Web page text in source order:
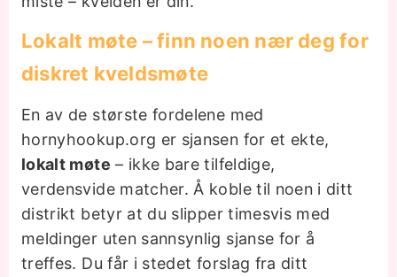
Lokalt møte – finn noen nær deg for
diskret kveldsmøte
En av de største fordelene med
hornyhookup.org er sjansen for et ekte,
lokalt møte – ikke bare tilfeldige,
verdensvide matcher. Å koble til noen i ditt
distrikt betyr at du slipper timesvis med
meldinger uten sannsynlig sjanse for å
treffes. Du får i stedet forslag fra ditt